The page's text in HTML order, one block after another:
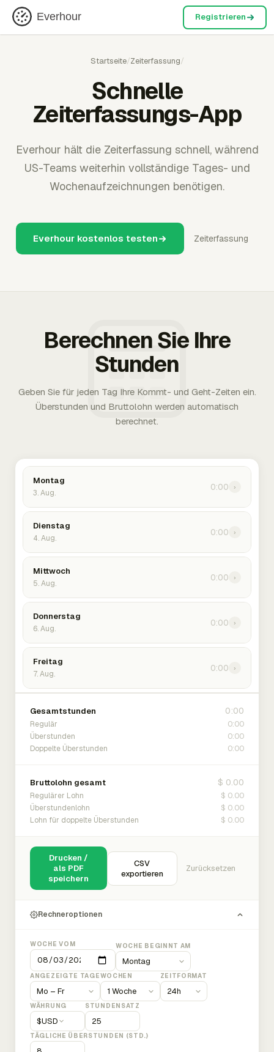
Everhour Registrieren
Startseite/Zeiterfassung/
Schnelle
Zeiterfassungs-App
Everhour hält die Zeiterfassung schnell, während
US-Teams weiterhin vollständige Tages- und
Wochenaufzeichnungen benötigen.
Everhour kostenlos testen Zeiterfassung
Berechnen Sie Ihre
Stunden
Geben Sie für jeden Tag Ihre Kommt- und Geht-Zeiten ein.
Überstunden und Bruttolohn werden automatisch
berechnet.
Montag
3. Aug.
0:00 ›
Dienstag
4. Aug.
0:00 ›
Mittwoch
5. Aug.
0:00 ›
Donnerstag
6. Aug.
0:00 ›
Freitag
7. Aug.
0:00 ›
Gesamtstunden 0:00
Regulär 0:00
Überstunden 0:00
Doppelte Überstunden 0:00
Bruttolohn gesamt $ 0.00
Regulärer Lohn $ 0.00
Überstundenlohn $ 0.00
Lohn für doppelte Überstunden $ 0.00
Drucken /
als PDF
speichern
CSV
exportieren
Zurücksetzen
Rechneroptionen
WOCHE VOM WOCHE BEGINNT AM
ANGEZEIGTE TAGEWOCHEN ZEITFORMAT
WÄHRUNG
$USD
STUNDENSATZ
TÄGLICHE ÜBERSTUNDEN (STD.)